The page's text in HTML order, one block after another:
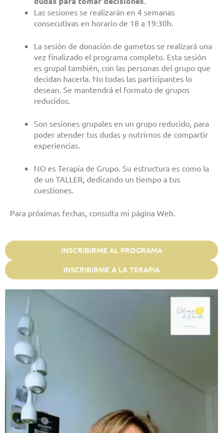
Las sesiones se realizarán en 4 semanas
consecutivas en horario de 18 a 19:30h.
La sesión de donación de gametos se realizará una
vez finalizado el programa completo. Esta sesión
es grupal también, con las personas del grupo que
decidan hacerla. No todas las participantes lo
desean. Se mantendrá el formato de grupos
reducidos.
Son sesiones grupales en un grupo reducido, para
poder atender tus dudas y nutrirnos de compartir
experiencias.
NO es Terapia de Grupo. Su estructura es como la
de un TALLER, dedicando un tiempo a tus
cuestiones.
Para próximas fechas, consulta mi página Web.
INSCRIBIRME AL PROGRAMA
INSCRIBIRME A LA TERAPIA